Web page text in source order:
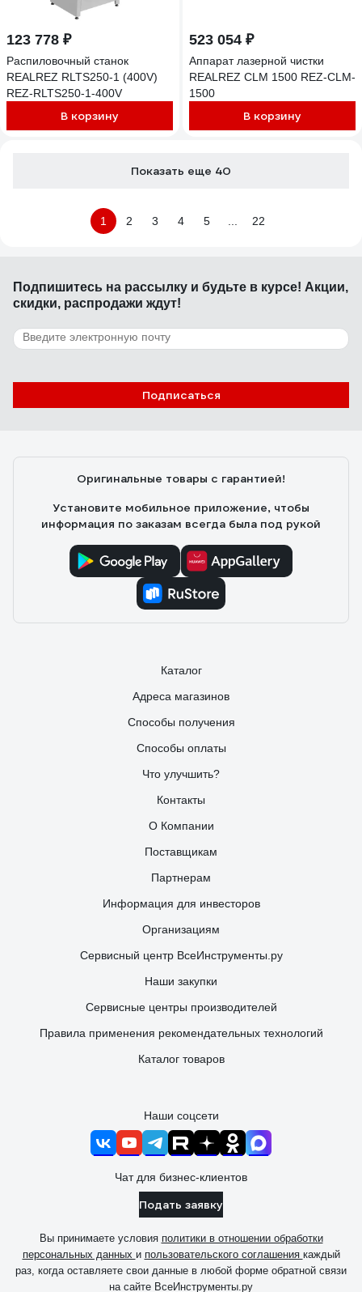
123 778 ₽
Распиловочный станок
REALREZ RLTS250-1 (400V)
REZ-RLTS250-1-400V
В корзину
523 054 ₽
Аппарат лазерной чистки
REALREZ CLM 1500 REZ-CLM-
1500
В корзину
Показать еще 40
1 2 3 4 5 22
Подпишитесь на рассылку и будьте в курсе! Акции,
скидки, распродажи ждут!
Подписаться
Оригинальные товары с гарантией!
Установите мобильное приложение, чтобы
информация по заказам всегда была под рукой
Каталог
Адреса магазинов
Способы получения
Способы оплаты
Что улучшить?
Контакты
О Компании
Поставщикам
Партнерам
Информация для инвесторов
Организациям
Сервисный центр ВсеИнструменты.ру
Наши закупки
Сервисные центры производителей
Правила применения рекомендательных технологий
Каталог товаров
Наши соцсети
Чат для бизнес-клиентов
Подать заявку
Вы принимаете условия политики в отношении обработки
персональных данных и пользовательского соглашения каждый
раз, когда оставляете свои данные в любой форме обратной связи
на сайте ВсеИнструменты.ру